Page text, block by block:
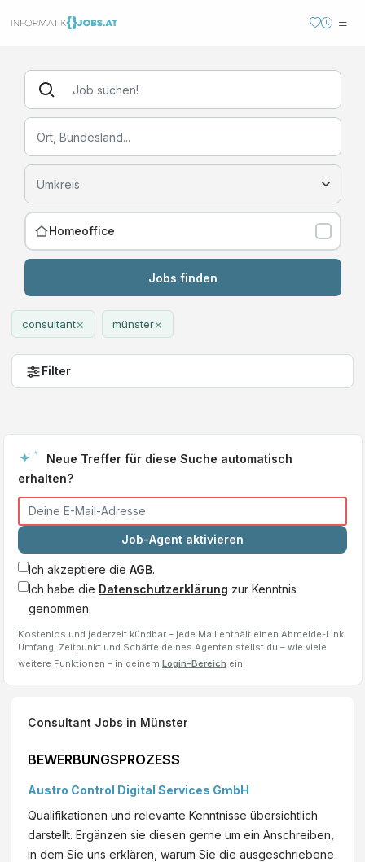
Homeoffice
Jobs finden
consultant× münster×
Filter
Neue Treffer für diese Suche automatisch
erhalten?
Job-Agent aktivieren
Ich akzeptiere die AGB.
Ich habe die Datenschutzerklärung zur Kenntnis
genommen.
Kostenlos und jederzeit kündbar – jede Mail enthält einen Abmelde-Link.
Umfang, Zeitpunkt und Schärfe deines Agenten stellst du – wie viele
weitere Funktionen – in deinem Login-Bereich ein.
Consultant Jobs in Münster
BEWERBUNGSPROZESS
Austro Control Digital Services GmbH
Qualifikationen und relevante Kenntnisse übersichtlich
darstellt. Ergänzen sie diesen gerne um ein Anschreiben,
in dem Sie uns erklären, warum Sie die ausgeschriebene